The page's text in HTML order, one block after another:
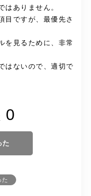
はありません。
目ですが、最優先さ
を見るために、非常
はないので、適切で
0
た
た